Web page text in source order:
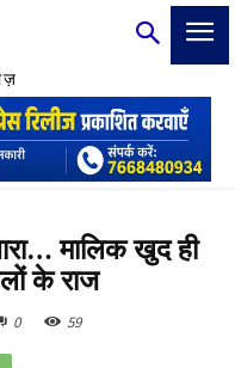
मालिक खुद ही
के राज
0 59